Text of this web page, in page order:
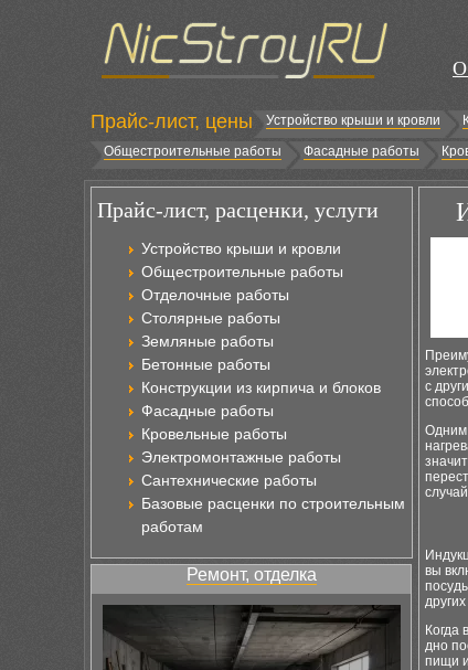
О
Прайс-лист, цены Устройство крыши и кровли
Общестроительные работы
Фасадные работы
Прайс-лист, расценки, услуги
Устройство крыши и кровли
Общестроительные работы
Отделочные работы
Столярные работы
Земляные работы
Бетонные работы
Конструкции из кирпича и блоков
Фасадные работы
Кровельные работы
Электромонтажные работы
Сантехнические работы
Базовые расценки по строительным
работам
Ремонт, отделка
с
Одним
вы
Когда
дно
пищи